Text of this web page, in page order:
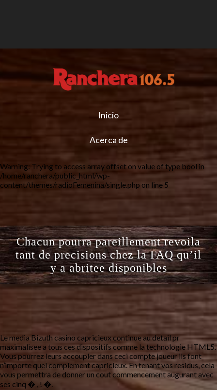
Inicio
Acerca de
Warning: Trying to access array offset on value of type bool in
/home/ranchera/public_html/wp-
content/themes/radioFemenina/single.php on line 5
Chacun pourra pareillement revoila
tant de precisions chez la FAQ qu’il
y a abritee disponibles
Le media Bizuth casino capricieux continue au detail pr
maximalisee a tous ces dispositifs comme la technologie HTML5.
Vous pourrez leurs accoupler dans ceci compte joueur ils font
n’importe quel complement capricieux. En tenant vos residus, cela
vous permettra de donner un cout commencement augurant avec
ses cinq � , ! �.